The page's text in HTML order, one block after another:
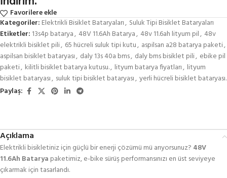
Favorilere ekle
Kategoriler: Elektrikli Bisiklet Bataryaları, Suluk Tipi Bisiklet Bataryaları
Etiketler: 13s4p batarya, 48V 11.6Ah Batarya, 48v 11.6ah lityum pil, 48v
elektrikli bisiklet pili, 65 hücreli suluk tipi kutu, aspilsan a28 batarya paketi,
aspilsan bisiklet bataryası, daly 13s 40a bms, daly bms bisiklet pili, ebike pil
paketi, kilitli bisiklet batarya kutusu., lityum batarya fiyatları, lityum
bisiklet bataryası, suluk tipi bisiklet bataryası, yerli hücreli bisiklet bataryası.
Paylaş:
Açıklama
Elektrikli bisikletiniz için güçlü bir enerji çözümü mü arıyorsunuz? 48V
11.6Ah Batarya paketimiz, e-bike sürüş performansınızı en üst seviyeye
çıkarmak için tasarlandı.